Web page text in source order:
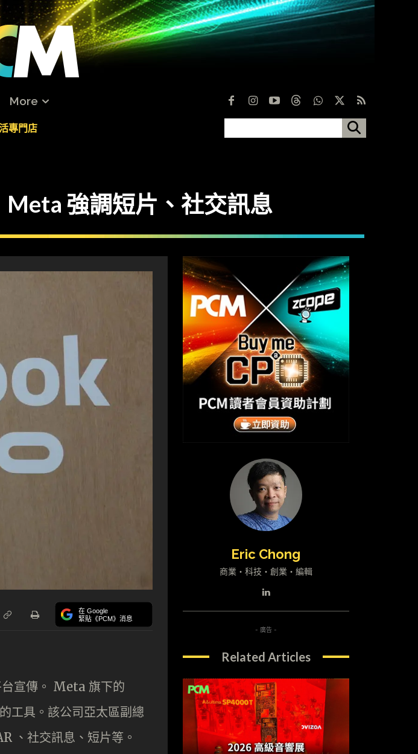
More
專門店
強調短片、社交訊息
在 Google
緊貼《PCM》消息
台宣傳。 Meta 旗下的
具。該公司亞太區副總
、社交訊息、短片等。
Eric Chong
商業・科技・創業・編輯
- 廣告 -
Related Articles